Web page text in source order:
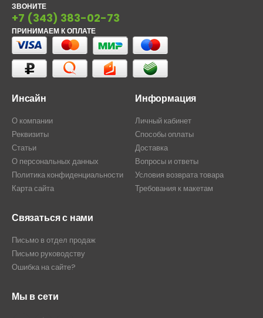
ЗВОНИТЕ
+7 (343) 383-02-73
ПРИНИМАЕМ К ОПЛАТЕ
Инсайн
О компании
Реквизиты
Статьи
О персональных данных
Политика конфиденциальности
Карта сайта
Информация
Личный кабинет
Способы оплаты
Доставка
Вопросы и ответы
Условия возврата товара
Требования к макетам
Связаться с нами
Письмо в отдел продаж
Письмо руководству
Ошибка на сайте?
Мы в сети